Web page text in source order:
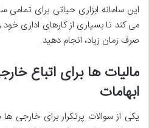
این سامانه ابزاری حیاتی برای
می کند تا بسیاری از کارهای اداری
صرف زمان زیاد، انجام دهید.
مالیات ها برای اتباع
ابهامات
یکی از سوالات پرتکرار برای خارجی